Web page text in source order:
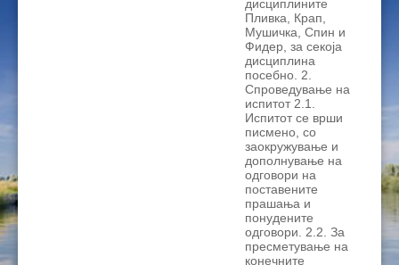
дисциплините
Пливка, Крап,
Мушичка, Спин и
Фидер, за секоја
дисциплина
посебно. 2.
Спроведување на
испитот 2.1.
Испитот се врши
писмено, со
заокружување и
дополнување на
одговори на
поставените
прашања и
понудените
одговори. 2.2. За
пресметување на
конечните